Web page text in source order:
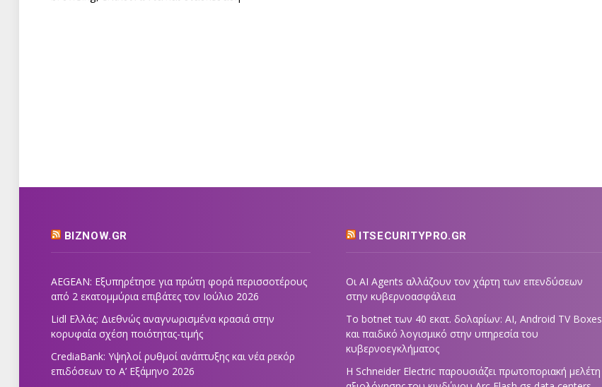
BIZNOW.GR
AEGEAN: Εξυπηρέτησε για πρώτη φορά περισσοτέρους
από 2 εκατομμύρια επιβάτες τον Ιούλιο 2026
Lidl Ελλάς: Διεθνώς αναγνωρισμένα κρασιά στην
κορυφαία σχέση ποιότητας-τιμής
CrediaBank: Υψηλοί ρυθμοί ανάπτυξης και νέα ρεκόρ
επιδόσεων το Α’ Εξάμηνο 2026
ITSECURITYPRO.GR
Οι AI Agents αλλάζουν τον χάρτη των επενδύσεων
στην κυβερνοασφάλεια
Το botnet των 40 εκατ. δολαρίων: AI, Android TV Boxes
και παιδικό λογισμικό στην υπηρεσία του
κυβερνοεγκλήματος
Η Schneider Electric παρουσιάζει πρωτοποριακή μελέτη